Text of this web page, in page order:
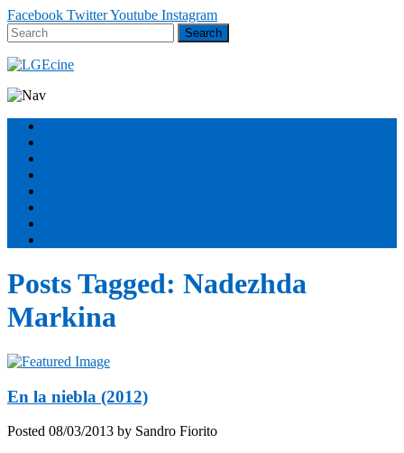
Facebook TwitterYoutube Instagram
Posts Tagged: Nadezhda
Markina
En la niebla (2012)
Posted 08/03/2013 by Sandro Fiorito